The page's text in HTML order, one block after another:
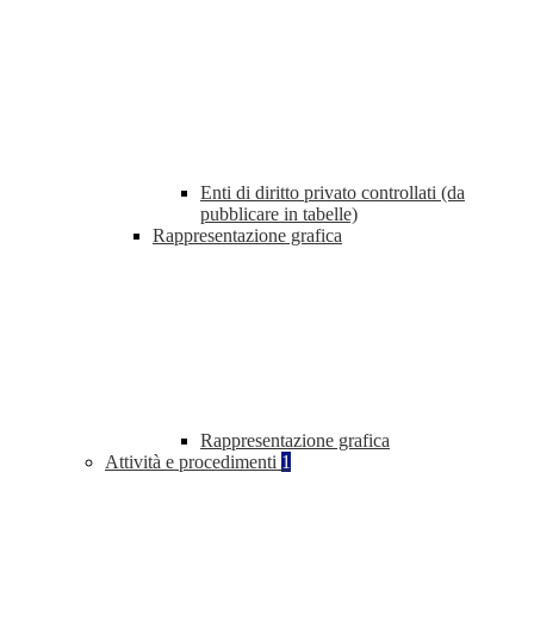
Enti di diritto privato controllati (da
pubblicare in tabelle)
Rappresentazione grafica
Rappresentazione grafica
Attività e procedimenti 1